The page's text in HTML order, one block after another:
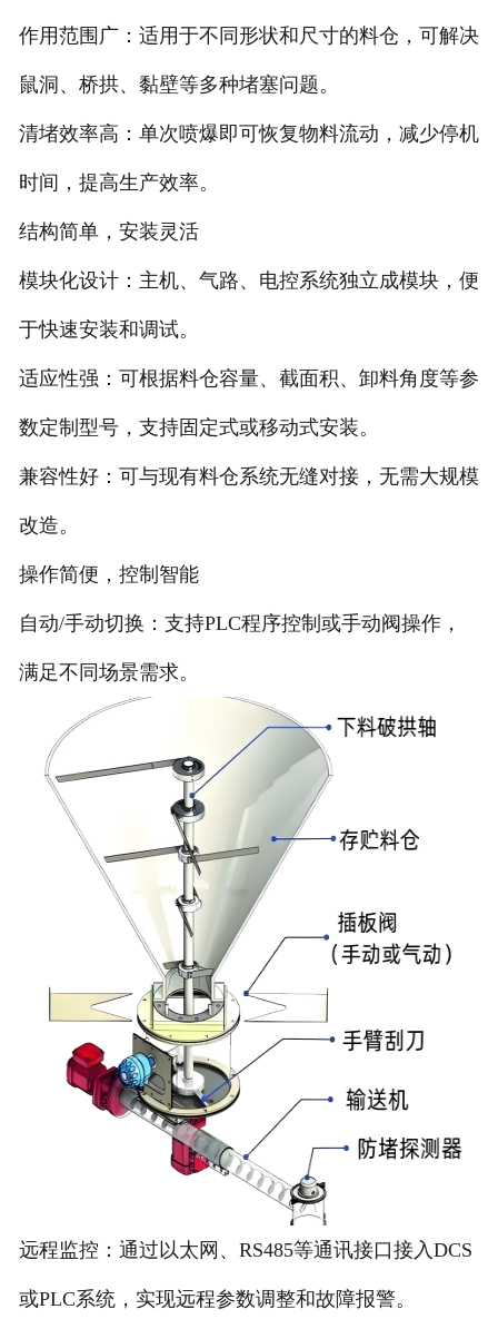
电子配料秤
LCS系列皮带配料秤
- 散装计量秤
输送提升设备
- 输送机
脉冲除尘器
给煤机
非称重系列产品
作用范围广：适用于不同形状和尺寸的料仓，可解决
鼠洞、桥拱、黏壁等多种堵塞问题。
清堵效率高：单次喷爆即可恢复物料流动，减少停机
时间，提高生产效率。
结构简单，安装灵活
模块化设计：主机、气路、电控系统独立成模块，便
于快速安装和调试。
适应性强：可根据料仓容量、截面积、卸料角度等参
数定制型号，支持固定式或移动式安装。
兼容性好：可与现有料仓系统无缝对接，无需大规模
改造。
操作简便，控制智能
自动/手动切换：支持PLC程序控制或手动阀操作，
满足不同场景需求。
远程监控：通过以太网、RS485等通讯接口接入DCS
或PLC系统，实现远程参数调整和故障报警。